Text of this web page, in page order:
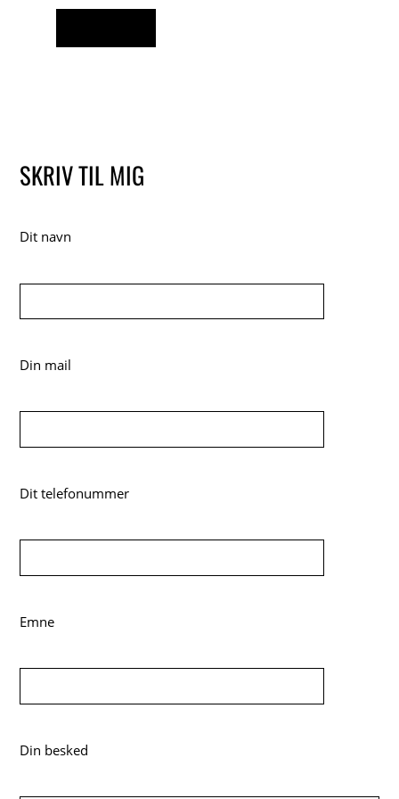
SKRIV TIL MIG
Dit navn
Din mail
Dit telefonummer
Emne
Din besked